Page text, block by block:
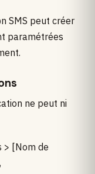
SMS peut créer
paramétrées
ne peut ni
> [Nom de